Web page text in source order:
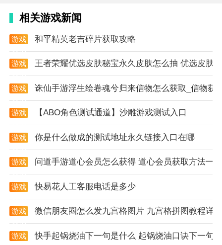
相关游戏新闻
游戏
和平精英老吉碎片获取攻略
游戏
王者荣耀优选皮肤秘宝永久皮肤怎么抽 优选皮肤
游戏
诛仙手游浮生绘卷魂兮归来信物怎么获取_信物获
游戏
【ABO角色测试通道】沙雕游戏测试入口
游戏
你是什么做成的测试地址永久链接入口在哪
游戏
问道手游道心会员怎么获得 道心会员获取方法一览
游戏
快易花人工客服电话是多少
游戏
微信朋友圈怎么发九宫格图片 九宫格拼图教程详解
游戏
快手起锅烧油下一句是什么 起锅烧油口诀下一句